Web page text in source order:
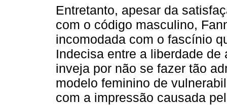
Entretanto, apesar da
com o código masculino,
incomodada com o fascínio
Indecisa entre a liberdade
inveja por não se fazer tão
modelo feminino de
com a impressão causada